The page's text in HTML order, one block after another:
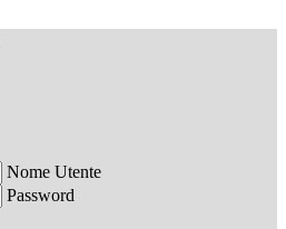
Nome Utente
Password